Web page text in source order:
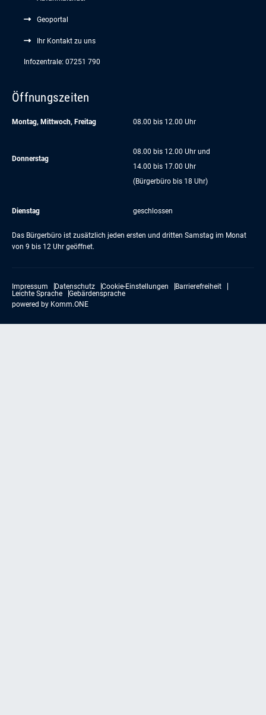
Geoportal
Ihr Kontakt zu uns
Infozentrale: 07251 790
Öffnungszeiten
Montag, Mittwoch, Freitag 08.00 bis 12.00 Uhr
Donnerstag
08.00 bis 12.00 Uhr und
14.00 bis 17.00 Uhr
(Bürgerbüro bis 18 Uhr)
Dienstag geschlossen
Das Bürgerbüro ist zusätzlich jeden ersten und dritten Samstag im Monat
von 9 bis 12 Uhr geöffnet.
Impressum Datenschutz Cookie-Einstellungen
Barrierefreiheit
Leichte Sprache
Gebärdensprache
powered by Komm.ONE